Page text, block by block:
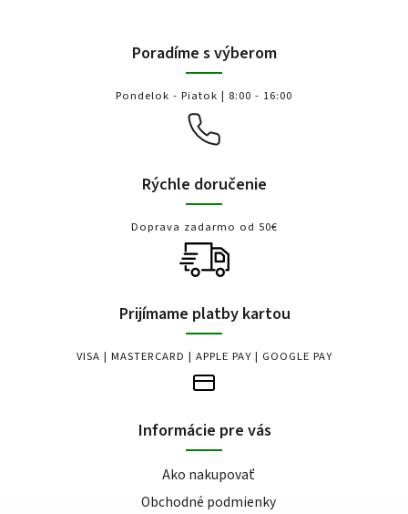
Poradíme s výberom
Pondelok - Piatok | 8:00 - 16:00
Rýchle doručenie
Doprava zadarmo od 50€
Prijímame platby kartou
VISA | MASTERCARD | APPLE PAY | GOOGLE PAY
Informácie pre vás
Ako nakupovať
Obchodné podmienky